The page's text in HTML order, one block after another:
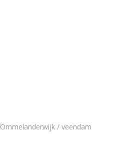
Ommelanderwijk / veendam